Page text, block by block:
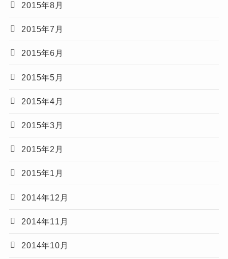
2015年8月
2015年7月
2015年6月
2015年5月
2015年4月
2015年3月
2015年2月
2015年1月
2014年12月
2014年11月
2014年10月